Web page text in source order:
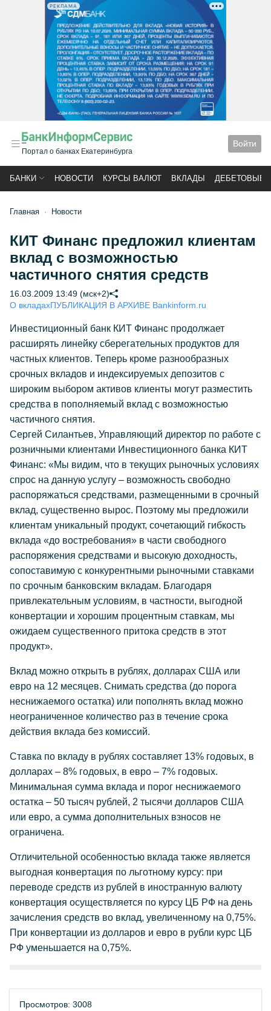
РЕКЛАМА
Портал о банках Екатеринбурга
Войти
БАНКИ НОВОСТИ КУРСЫ ВАЛЮТ ВКЛАДЫ ДЕБЕТОВЫЕ
Главная Новости
КИТ Финанс предложил клиентам
вклад с возможностью
частичного снятия средств
16.03.2009 13:49 (мск+2)
О вкладахПУБЛИКАЦИЯ В АРХИВЕ Bankinform.ru
Инвестиционный банк КИТ Финанс продолжает
расширять линейку сберегательных продуктов для
частных клиентов. Теперь кроме разнообразных
срочных вкладов и индексируемых депозитов с
широким выбором активов клиенты могут разместить
средства в пополняемый вклад с возможностью
частичного снятия.
Сергей Силантьев, Управляющий директор по работе с
розничными клиентами Инвестиционного банка КИТ
Финанс: «Мы видим, что в текущих рыночных условиях
спрос на данную услугу – возможность свободно
распоряжаться средствами, размещенными в срочный
вклад, существенно вырос. Поэтому мы предложили
клиентам уникальный продукт, сочетающий гибкость
вклада «до востребования» в части свободного
распоряжения средствами и высокую доходность,
сопоставимую с конкурентными рыночными ставками
по срочным банковским вкладам. Благодаря
привлекательным условиям, в частности, выгодной
конвертации и хорошим процентным ставкам, мы
ожидаем существенного притока средств в этот
продукт».
Вклад можно открыть в рублях, долларах США или
евро на 12 месяцев. Снимать средства (до порога
неснижаемого остатка) или пополнять вклад можно
неограниченное количество раз в течение срока
действия вклада без комиссий.
Ставка по вкладу в рублях составляет 13% годовых, в
долларах – 8% годовых, в евро – 7% годовых.
Минимальная сумма вклада и порог неснижаемого
остатка – 50 тысяч рублей, 2 тысячи долларов США
или евро, а сумма дополнительных взносов не
ограничена.
Отличительной особенностью вклада также является
выгодная конвертация по льготному курсу: при
переводе средств из рублей в иностранную валюту
конвертация осуществляется по курсу ЦБ РФ на день
зачисления средств во вклад, увеличенному на 0,75%.
При конвертации из долларов и евро в рубли курс ЦБ
РФ уменьшается на 0,75%.
Просмотров: 3008